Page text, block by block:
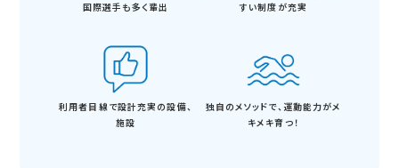
国際選手も多く輩出
すい制度が充実
利用者目線で設計充実の設備、
施設
独自のメソッドで、運動能力がメ
キメキ育つ！